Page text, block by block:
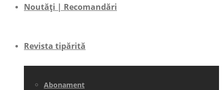
Noutăți | Recomandări
Revista tipărită
Abonament